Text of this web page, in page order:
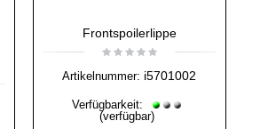
Frontspoilerlippe
Artikelnummer: i5701002
Verfügbarkeit:
(verfügbar)